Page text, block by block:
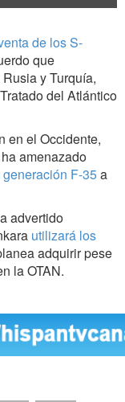
de los S-
que
y Turquía,
del Atlántico
en el Occidente,
amenazado
F-35a
advertido
utilizará los
adquirir pese
la OTAN.